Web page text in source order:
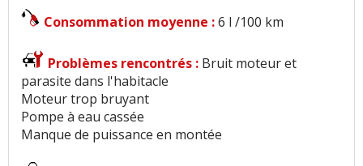
Consommation moyenne :6 l /100 km
Problèmes rencontrés : Bruit moteur et
parasite dans l'habitacle
Moteur trop bruyant
Pompe à eau cassée
Manque de puissance en montée